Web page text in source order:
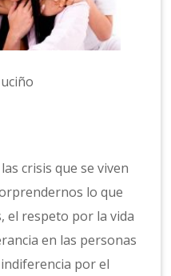
crisis que se viven
lo que
el respeto por la vida
en las personas
por el